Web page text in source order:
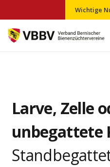
Wichtige
Larve, Zelle
unbegattete